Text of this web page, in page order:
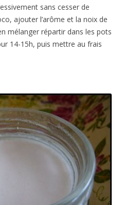
sans cesser de
ajouter l’arôme et la noix de
mélanger répartir dans les pots
14-15h, puis mettre au frais